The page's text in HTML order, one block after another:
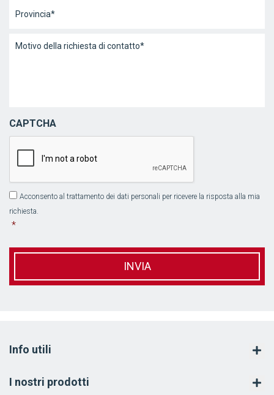
Provincia
Messaggio
CAPTCHA
* Acconsento al trattamento dei dati personali per ricevere la risposta alla mia
richiesta.
*
Info utili
I nostri prodotti